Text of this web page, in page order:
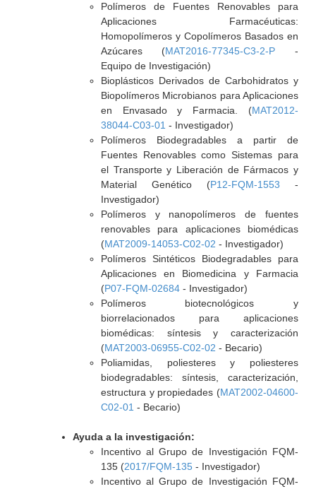
Polímeros de Fuentes Renovables para
Aplicaciones Farmacéuticas:
Homopolímeros y Copolímeros Basados en
Azúcares (MAT2016-77345-C3-2-P -
Equipo de Investigación)
Bioplásticos Derivados de Carbohidratos y
Biopolímeros Microbianos para Aplicaciones
en Envasado y Farmacia. (MAT2012-
38044-C03-01 - Investigador)
Polímeros Biodegradables a partir de
Fuentes Renovables como Sistemas para
el Transporte y Liberación de Fármacos y
Material Genético (P12-FQM-1553 -
Investigador)
Polímeros y nanopolímeros de fuentes
renovables para aplicaciones biomédicas
(MAT2009-14053-C02-02 - Investigador)
Polímeros Sintéticos Biodegradables para
Aplicaciones en Biomedicina y Farmacia
(P07-FQM-02684- Investigador)
Polímeros biotecnológicos y
biorrelacionados para aplicaciones
biomédicas: síntesis y caracterización
(MAT2003-06955-C02-02 - Becario)
Poliamidas, poliesteres y poliesteres
biodegradables: síntesis, caracterización,
estructura y propiedades (MAT2002-04600-
C02-01 - Becario)
Ayuda a la investigación:
Incentivo al Grupo de Investigación FQM-
135 (2017/FQM-135- Investigador)
Incentivo al Grupo de Investigación FQM-